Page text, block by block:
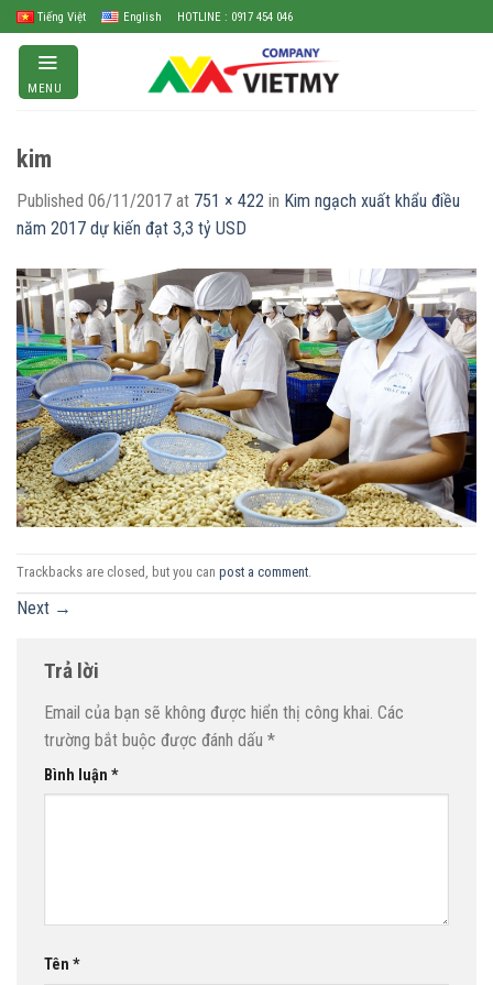
Skip
to
content
Tiếng Việt English HOTLINE : 0917 454 046
MENU
kim
Published 06/11/2017 at 751 × 422 in Kim ngạch xuất khẩu điều
năm 2017 dự kiến đạt 3,3 tỷ USD
Trackbacks are closed, but you can post a comment.
Next →
Trả lời
Email của bạn sẽ không được hiển thị công khai. Các
trường bắt buộc được đánh dấu *
Bình luận *
Tên *